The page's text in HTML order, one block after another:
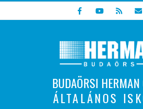
to
BUDAÖRSI HERMAN
ÁLTALÁNOS